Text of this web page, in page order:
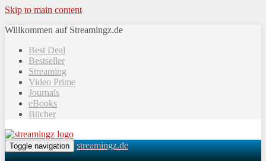
Skip to main content
Willkommen auf Streamingz.de
Best Deal
Bestseller
Streaming
Video Prime
Journals
eBooks
Bücher
Toggle navigation streamingz.de